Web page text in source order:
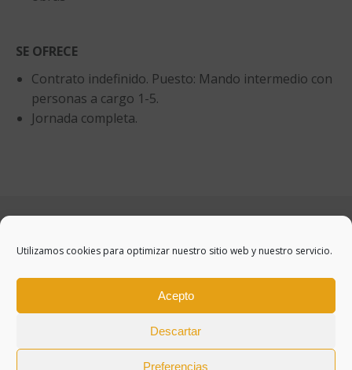
Utilizamos cookies para optimizar nuestro sitio web y nuestro servicio.
Acepto
Descartar
Preferencias
SE OFRECE
Contrato indefinido. Puesto: Mando intermedio con
personas a cargo 1-5.
Jornada completa.